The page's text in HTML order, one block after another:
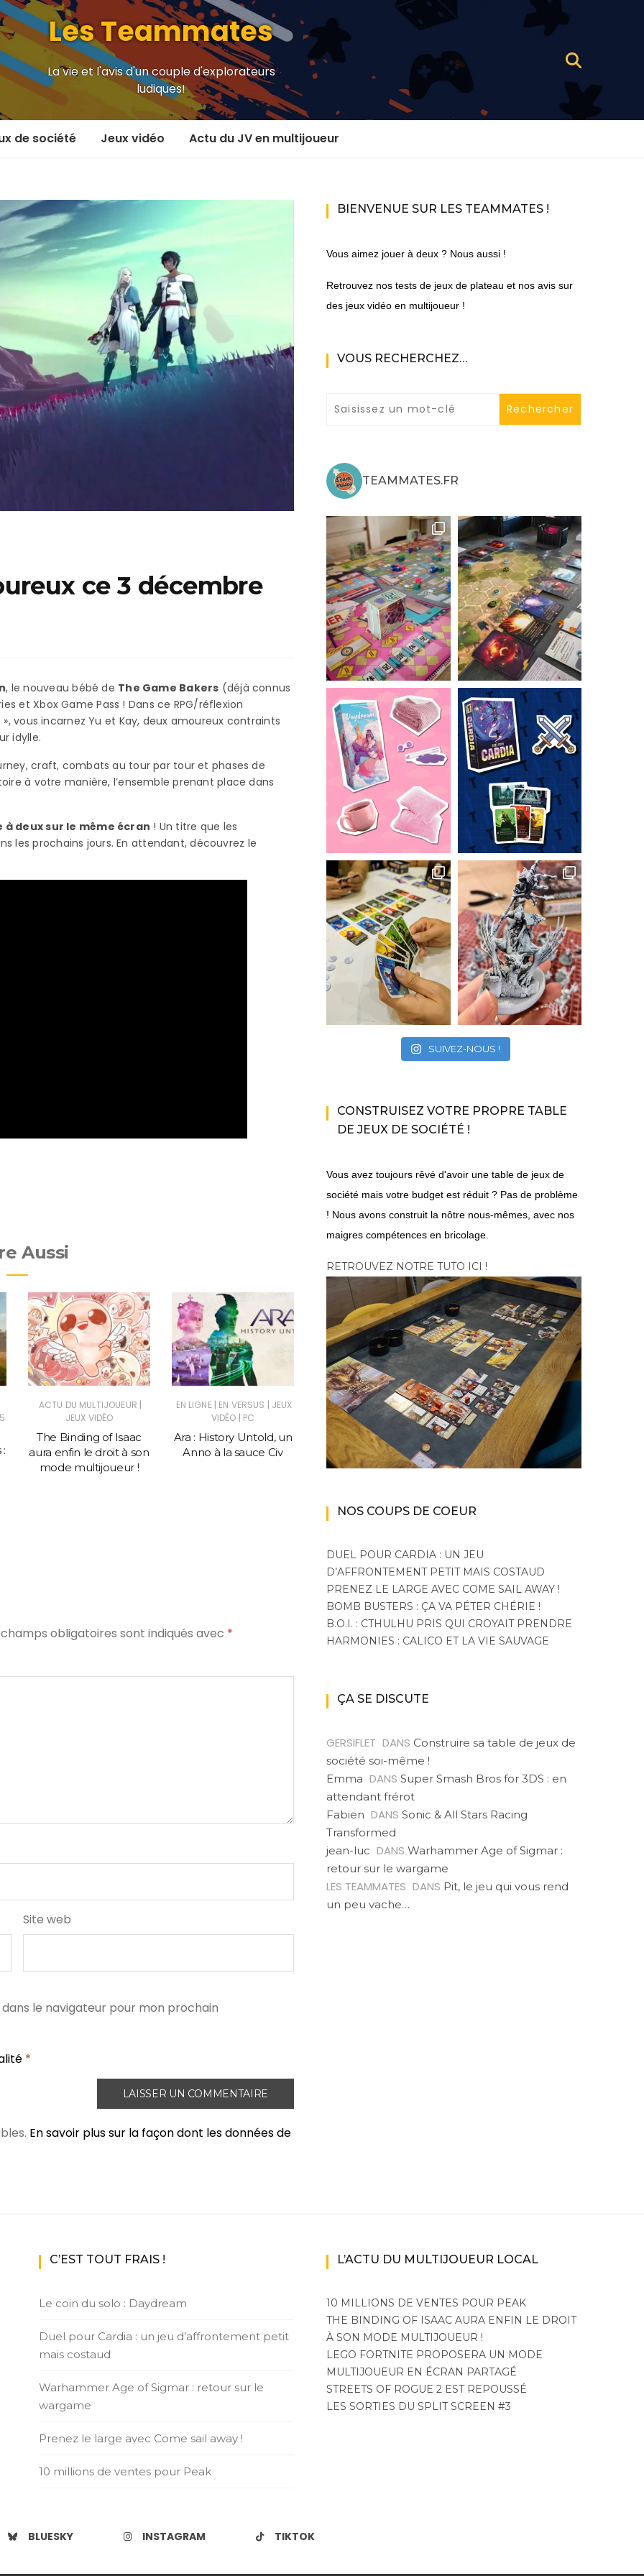
Les Teammates
La vie et l'avis d'un couple d'explorateurs
ludiques!
de société
et plus
Access+
Jeux vidéo
En versus
Local en écran partagé
En ligne
MMORPG
Par plateforme
PS4
XBox One
XBox Series X|S
Actu du JV en multijoueur
ce 3 décembre
, le nouveau bébé de The Game Bakers (déjà connus
et Xbox Game Pass ! Dans ce RPG/réflexion
vous incarnez Yu et Kay, deux amoureux contraints
idylle.
craft, combats au tour par tour et phases de
à votre manière, l’ensemble prenant place dans
à deux sur le même écran ! Un titre que les
les prochains jours. En attendant, découvrez le
Aussi
ACTU DU MULTIJOUEUR |
JEUX VIDÉO
The Binding of Isaac
aura enfin le droit à son
mode multijoueur !
EN LIGNE | EN VERSUS | JEUX
VIDÉO | PC
Ara : History Untold, un
Anno à la sauce Civ
ACTU DU MULTIJOUEUR|
JEUX VIDÉO
10 millions de ventes
pour Peak
A VENIR|EN COOP'|
LIGNE |JEUX VIDÉO |PC
XBOX SERIES X|S
Monster Hunter Wilds :
bêtes et beta
champs obligatoires sont indiqués avec *
Site web
le navigateur pour mon prochain
*
En savoir plus sur la façon dont les données de
BIENVENUE SUR LES TEAMMATES !
Vous aimez jouer à deux ? Nous aussi !
Retrouvez nos tests de jeux de plateau et nos avis sur
des jeux vidéo en multijoueur !
VOUS RECHERCHEZ…
TEAMMATES.FR
SUIVEZ-NOUS !
CONSTRUISEZ VOTRE PROPRE TABLE
DE JEUX DE SOCIÉTÉ !
Vous avez toujours rêvé d'avoir une table de jeux de
société mais votre budget est réduit ? Pas de problème
! Nous avons construit la nôtre nous-mêmes, avec nos
maigres compétences en bricolage.
RETROUVEZ NOTRE TUTO ICI !
NOS COUPS DE COEUR
DUEL POUR CARDIA : UN JEU
D’AFFRONTEMENT PETIT MAIS COSTAUD
PRENEZ LE LARGE AVEC COME SAIL AWAY !
BOMB BUSTERS : ÇA VA PÉTER CHÉRIE !
B.O.I. : CTHULHU PRIS QUI CROYAIT PRENDRE
HARMONIES : CALICO ET LA VIE SAUVAGE
ÇA SE DISCUTE
GERSIFLET DANS Construire sa table de jeux de
société soi-même !
Emma DANS Super Smash Bros for 3DS : en
attendant frérot
Fabien DANS Sonic & All Stars Racing
Transformed
jean-luc DANS Warhammer Age of Sigmar :
retour sur le wargame
LES TEAMMATES DANS Pit, le jeu qui vous rend
un peu vache…
C’EST TOUT FRAIS !
Le coin du solo : Daydream
Duel pour Cardia : un jeu d’affrontement petit
mais costaud
Warhammer Age of Sigmar : retour sur le
wargame
Prenez le large avec Come sail away !
10 millions de ventes pour Peak
L’ACTU DU MULTIJOUEUR LOCAL
10 MILLIONS DE VENTES POUR PEAK
THE BINDING OF ISAAC AURA ENFIN LE DROIT
À SON MODE MULTIJOUEUR !
LEGO FORTNITE PROPOSERA UN MODE
MULTIJOUEUR EN ÉCRAN PARTAGÉ
STREETS OF ROGUE 2 EST REPOUSSÉ
LES SORTIES DU SPLIT SCREEN #3
BLUESKY INSTAGRAM TIKTOK